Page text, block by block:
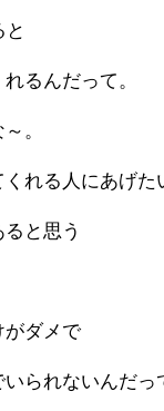
と
るんだって。
。
れる人にあげた
と思う
がダメで
られないんだっ